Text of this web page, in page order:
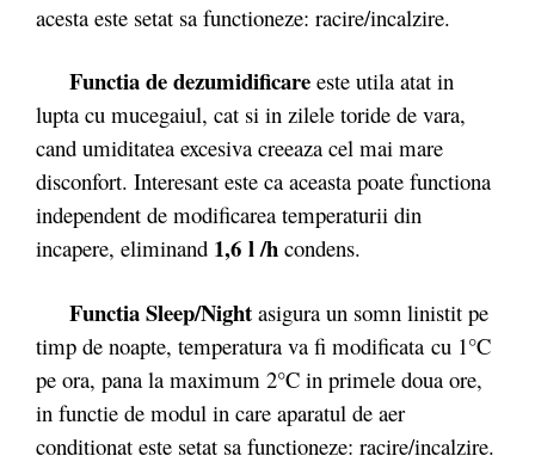
acesta este setat sa functioneze: racire/incalzire.
Functia de dezumidificare este utila atat in
lupta cu mucegaiul, cat si in zilele toride de vara,
cand umiditatea excesiva creeaza cel mai mare
disconfort. Interesant este ca aceasta poate functiona
independent de modificarea temperaturii din
incapere, eliminand 1,6 l /h condens.
Functia Sleep/Night asigura un somn linistit pe
timp de noapte, temperatura va fi modificata cu 1°C
pe ora, pana la maximum 2°C in primele doua ore,
in functie de modul in care aparatul de aer
conditionat este setat sa functioneze: racire/incalzire.